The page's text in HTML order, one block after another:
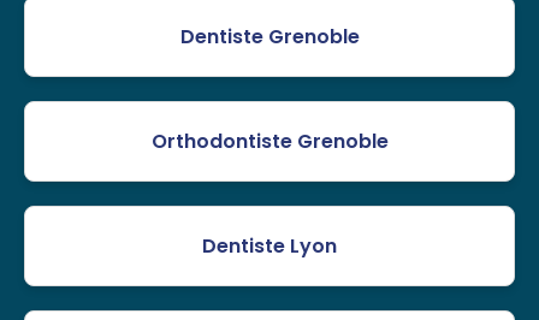
Dentiste Grenoble
Orthodontiste Grenoble
Dentiste Lyon